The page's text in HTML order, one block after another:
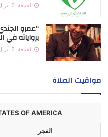
الجمعة, 2 أبريل, 2021
“عمرو
برواياته في
الجمعة, 2 أبريل, 2021
مواقيت الصلاة
OF AMERICA
الفجر